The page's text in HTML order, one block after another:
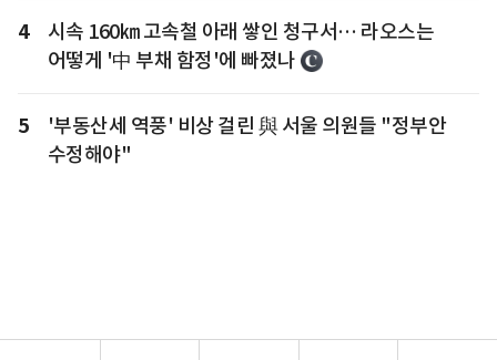
4
시속 160㎞ 고속철 아래 쌓인 청구서… 라오스는
어떻게 '中 부채 함정'에 빠졌나
5
'부동산세 역풍' 비상 걸린 與 서울 의원들 "정부안
수정해야"